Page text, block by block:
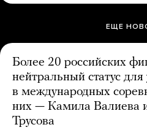
ЕЩЕ
Более 20 российских
нейтральный статус для
в международных
них — Камила Валиева
Трусова